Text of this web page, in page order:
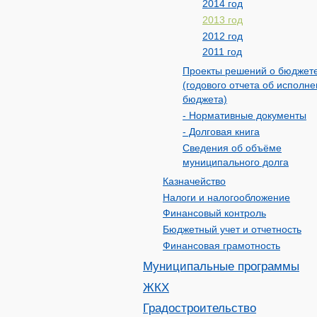
2014 год
2013 год
2012 год
2011 год
Проекты решений о
(годового отчета об
бюджета)
- Нормативные документы
- Долговая книга
Сведения об объёме
муниципального долга
Казначейство
Налоги и налогообложение
Финансовый контроль
Бюджетный учет и отчетность
Финансовая грамотность
Муниципальные программы
ЖКХ
Градостроительство